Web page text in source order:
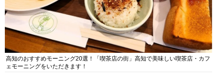
高知のおすすめモーニング20選！「喫茶店の街」高知で美味しい喫茶店・カフ
ェモーニングをいただきます！